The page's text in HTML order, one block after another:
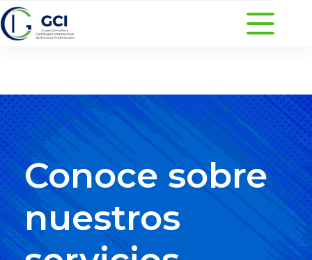
Saltar
al
contenido
Conoce sobre
nuestros